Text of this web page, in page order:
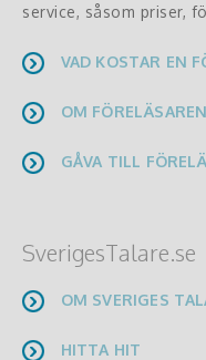
service, såsom priser,
VAD KOSTAR EN
OM
GÅVA TILL
SverigesTalare.se
OM SVERIGES
HITTA HIT